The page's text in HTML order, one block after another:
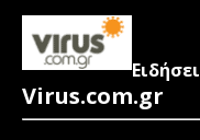
Virus.com.gr